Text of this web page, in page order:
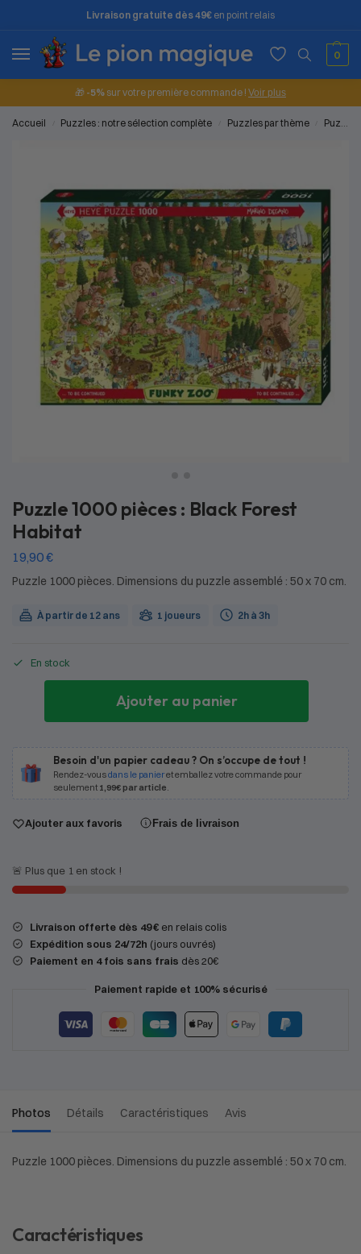
Livraison gratuite dès 49€ en point relais
0
🎁 -5% sur votre première commande ! Voir plus
Accueil Puzzles : notre sélection complète Puzzles par thème Puzzles paysages et nature
Puzzle 1000 pièces : Black Forest
Habitat
19,90€
Puzzle 1000 pièces. Dimensions du puzzle assemblé : 50 x 70 cm.
À partir de 12 ans 1 joueurs 2h à 3h
En stock
Ajouter au panier
Besoin d'un papier cadeau ? On s’occupe de tout !
Rendez-vousdans le panieret emballez votre commande pour
seulement 1,99€ par article.
Ajouter aux favoris Frais de livraison
🚨 Plus que 1 en stock !
Livraison offerte dès 49 € en relais colis
Expédition sous 24/72h (jours ouvrés)
Paiement en 4 fois sans frais dès 20€
Paiement rapide et 100% sécurisé
Photos Détails Caractéristiques Avis
Puzzle 1000 pièces. Dimensions du puzzle assemblé : 50 x 70 cm.
Caractéristiques